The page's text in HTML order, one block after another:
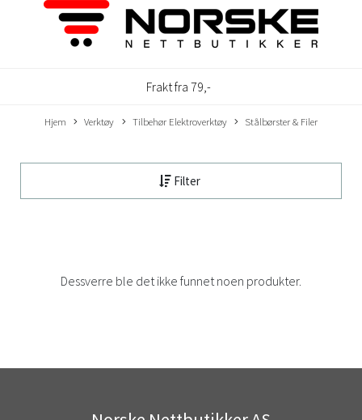
Frakt fra 79,-
Hjem Verktøy Tilbehør Elektroverktøy Stålbørster & Filer
Filter
Dessverre ble det ikke funnet noen produkter.